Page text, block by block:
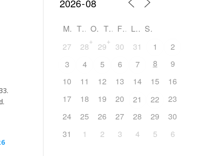
M T O T F L
S
27
28+ 29+ 30 31 1
2
3
4 5 6 7 8
9
10
11 12 13 14 15
16
17
18 19 20 21 22
23
24
25 26 27 28 29
30
31
1 2 3 4 5 6